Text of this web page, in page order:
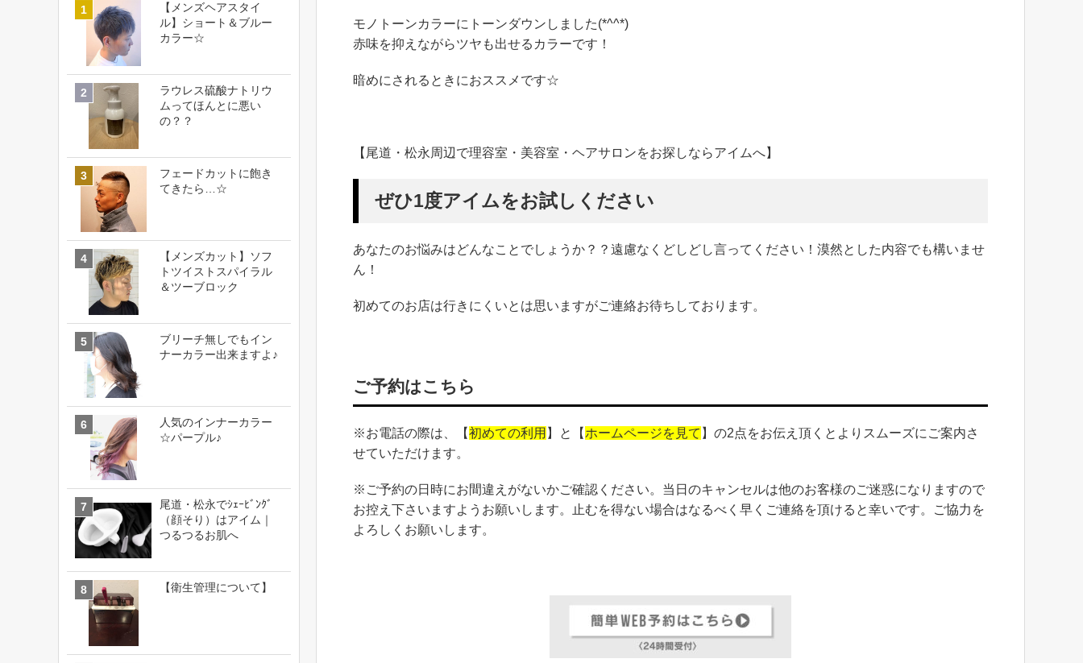
モノトーンカラーにトーンダウンしました(*^^*)
赤味を抑えながらツヤも出せるカラーです！
暗めにされるときにおススメです☆
【尾道・松永周辺で理容室・美容室・ヘアサロンをお探しならアイムへ】
ぜひ1度アイムをお試しください
あなたのお悩みはどんなことでしょうか？？遠慮なくどしどし言ってください！漠然とした内容でも構いませ
ん！
初めてのお店は行きにくいとは思いますがご連絡お待ちしております。
ご予約はこちら
※お電話の際は、 【初めての利用 】 と【ホームページを見て 】の2点をお伝え頂くとよりスムーズにご案内さ
せていただけます。
※ご予約の日時にお間違えがないかご確認ください。当日のキャンセルは他のお客様のご迷惑になりますので
お控え下さいますようお願いします。止むを得ない場合はなるべく早くご連絡を頂けると幸いです。ご協力を
よろしくお願いします。
【メンズヘアスタイ
ル】ショート＆ブルー
カラー☆
ラウレス硫酸ナトリウ
ムってほんとに悪い
の？？
フェードカットに飽き
てきたら…☆
【メンズカット】ソフ
トツイストスパイラル
＆ツーブロック
ブリーチ無しでもイン
ナーカラー出来ますよ♪
人気のインナーカラー
☆パープル♪
尾道・松永でｼｪｰﾋﾞﾝｸﾞ
（顔そり）はアイム｜
つるつるお肌へ
【衛生管理について】